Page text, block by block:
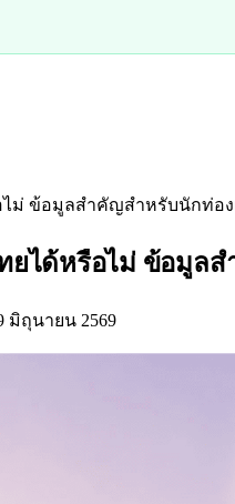
ม่ ข้อมูลสำคัญสำหรับนักท่อง
ได้หรือไม่ ข้อมูล
มิถุนายน 2569